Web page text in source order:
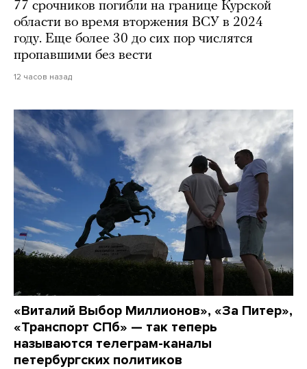
77 срочников погибли на границе Курской
области во время вторжения ВСУ в 2024
году. Еще более 30 до сих пор числятся
пропавшими без вести
12 часов назад
«Виталий Выбор Миллионов», «За Питер»,
«Транспорт СПб» — так теперь
называются телеграм-каналы
петербургских политиков